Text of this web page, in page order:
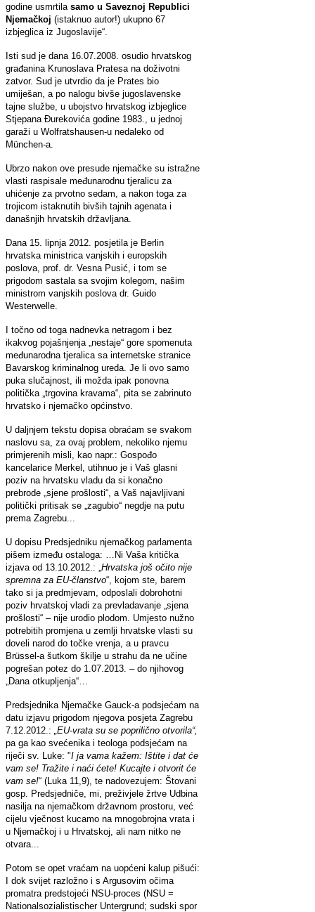
godine usmrtila samo u Saveznoj Republici
Njemačkoj (istaknuo autor!) ukupno 67
izbjeglica iz Jugoslavije“.
Isti sud je dana 16.07.2008. osudio hrvatskog
građanina Krunoslava Pratesa na doživotni
zatvor. Sud je utvrdio da je Prates bio
umiješan, a po nalogu bivše jugoslavenske
tajne službe, u ubojstvo hrvatskog izbjeglice
Stjepana Đurekovića godine 1983., u jednoj
garaži u Wolfratshausen-u nedaleko od
München-a.
Ubrzo nakon ove presude njemačke su istražne
vlasti raspisale međunarodnu tjeralicu za
uhićenje za prvotno sedam, a nakon toga za
trojicom istaknutih bivših tajnih agenata i
današnjih hrvatskih državljana.
Dana 15. lipnja 2012. posjetila je Berlin
hrvatska ministrica vanjskih i europskih
poslova, prof. dr. Vesna Pusić, i tom se
prigodom sastala sa svojim kolegom, našim
ministrom vanjskih poslova dr. Guido
Westerwelle.
I točno od toga nadnevka netragom i bez
ikakvog pojašnjenja „nestaje“ gore spomenuta
međunarodna tjeralica sa internetske stranice
Bavarskog kriminalnog ureda. Je li ovo samo
puka slučajnost, ili možda ipak ponovna
politička „trgovina kravama“, pita se zabrinuto
hrvatsko i njemačko općinstvo.
U daljnjem tekstu dopisa obraćam se svakom
naslovu sa, za ovaj problem, nekoliko njemu
primjerenih misli, kao napr.: Gospođo
kancelarice Merkel, utihnuo je i Vaš glasni
poziv na hrvatsku vladu da si konačno
prebrode „sjene prošlosti“, a Vaš najavljivani
politički pritisak se „zagubio“ negdje na putu
prema Zagrebu...
U dopisu Predsjedniku njemačkog parlamenta
pišem između ostaloga: …Ni Vaša kritička
izjava od 13.10.2012.: „ Hrvatska još očito nije
spremna za EU-članstvo“, kojom ste, barem
tako si ja predmjevam, odposlali dobrohotni
poziv hrvatskoj vladi za prevladavanje „sjena
prošlosti“ – nije urodio plodom. Umjesto nužno
potrebitih promjena u zemlji hrvatske vlasti su
doveli narod do točke vrenja, a u pravcu
Brüssel-a šutkom škilje u strahu da ne učine
pogrešan potez do 1.07.2013. – do njihovog
„Dana otkupljenja“…
Predsjednika Njemačke Gauck-a podsjećam na
datu izjavu prigodom njegova posjeta Zagrebu
7.12.2012.: „EU-vrata su se poprilično otvorila“,
pa ga kao svećenika i teologa podsjećam na
riječi sv. Luke: "I ja vama kažem: Ištite i dat će
vam se! Tražite i naći ćete! Kucajte i otvorit će
vam se!“ (Luka 11,9), te nadovezujem: Štovani
gosp. Predsjedniče, mi, preživjele žrtve Udbina
nasilja na njemačkom državnom prostoru, već
cijelu vječnost kucamo na mnogobrojna vrata i
u Njemačkoj i u Hrvatskoj, ali nam nitko ne
otvara...
Potom se opet vraćam na uopćeni kalup pišući:
I dok svijet razložno i s Argusovim očima
promatra predstojeći NSU-proces (NSU =
Nationalsozialistischer Untergrund; sudski spor